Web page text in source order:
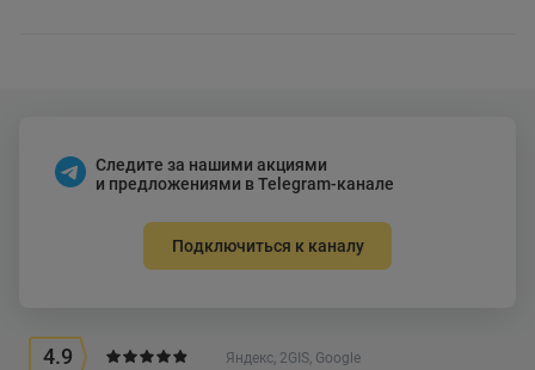
Следите за нашими акциями
и предложениями в Telegram-канале
Подключиться к каналу
4.9 Яндекс, 2GIS, Google